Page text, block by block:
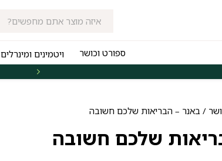
ספורט וכושר ויטמינים ומינרלים
/ באנר – הבריאות שלכם חשובה
שלכם חשובה